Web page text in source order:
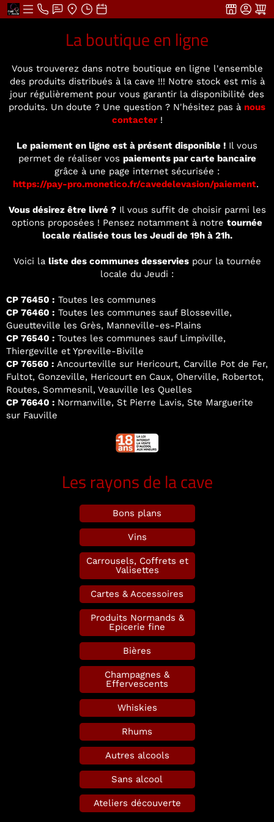
La boutique en ligne
Vous trouverez dans notre boutique en ligne l'ensemble
des produits distribués à la cave !!! Notre stock est mis à
jour régulièrement pour vous garantir la disponibilité des
produits. Un doute ? Une question ? N'hésitez pas à nous
contacter!
Le paiement en ligne est à présent disponible ! Il vous
permet de réaliser vos paiements par carte bancaire
grâce à une page internet sécurisée :
https://pay-pro.monetico.fr/cavedelevasion/paiement.
Vous désirez être livré ?Il vous suffit de choisir parmi les
options proposées ! Pensez notamment à notre tournée
locale réalisée tous les Jeudi de 19h à 21h.
Voici la liste des communes desserviespour la tournée
locale du Jeudi :
CP 76450 : Toutes les communes
CP 76460 : Toutes les communes sauf Blosseville,
Gueutteville les Grès, Manneville-es-Plains
CP 76540 : Toutes les communes sauf Limpiville,
Thiergeville et Ypreville-Biville
CP 76560 : Ancourteville sur Hericourt, Carville Pot de Fer,
Fultot, Gonzeville, Hericourt en Caux, Oherville, Robertot,
Routes, Sommesnil, Veauville les Quelles
CP 76640 : Normanville, St Pierre Lavis, Ste Marguerite
sur Fauville
Les rayons de la cave
Bons plans
Vins
Carrousels, Coffrets et
Valisettes
Cartes & Accessoires
Produits Normands &
Epicerie fine
Bières
Champagnes &
Effervescents
Whiskies
Rhums
Autres alcools
Sans alcool
Ateliers découverte